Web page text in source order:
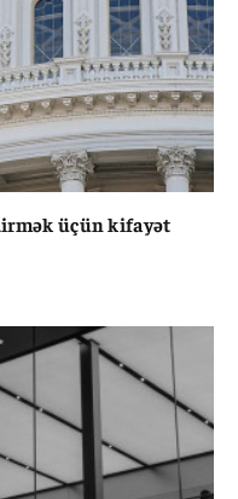
üçün kifayət